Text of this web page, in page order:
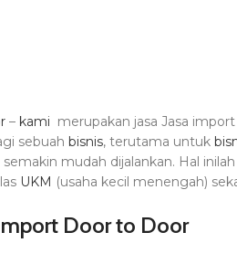
– kami merupakan jasa Jasa
sebuah bisnis, terutama untuk
mudah dijalankan. Hal
UKM (usaha kecil menengah)
Door to Door